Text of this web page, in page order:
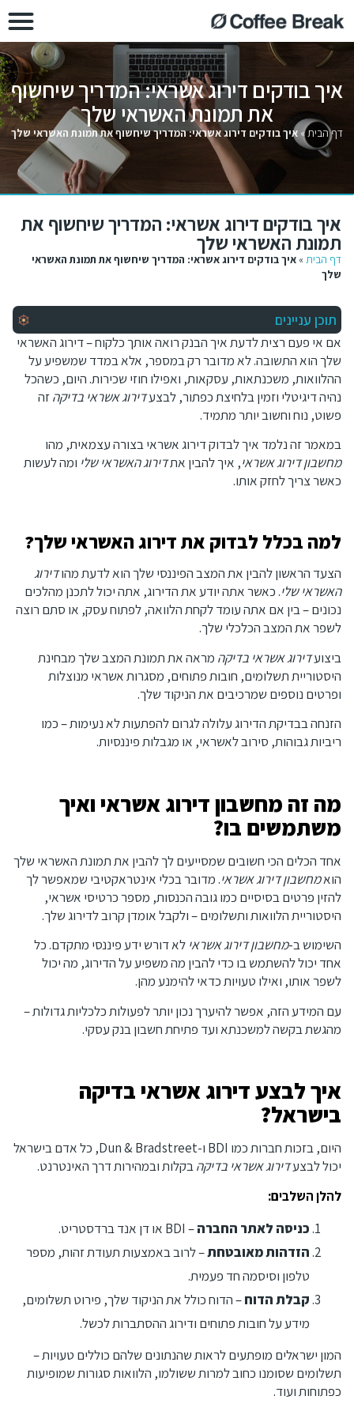
איך בודקים דירוג אשראי: המדריך שיחשוף
את תמונת האשראי שלך
דף הבית» איך בודקים דירוג אשראי: המדריך שיחשוף את תמונת האשראי שלך
איך בודקים דירוג אשראי: המדריך שיחשוף את
תמונת האשראי שלך
דף הבית » איך בודקים דירוג אשראי: המדריך שיחשוף את תמונת האשראי
שלך
תוכן עניינים
אם אי פעם רצית לדעת איך הבנק רואה אותך כלקוח – דירוג האשראי
שלך הוא התשובה. לא מדובר רק במספר, אלא במדד שמשפיע על
ההלוואות, משכנתאות, עסקאות, ואפילו חוזי שכירות. היום, כשהכל
נהיה דיגיטלי וזמין בלחיצת כפתור, לבצעדירוג אשראי בדיקהזה
פשוט, נוח וחשוב יותר מתמיד.
במאמר זה נלמד איך לבדוק דירוג אשראי בצורה עצמאית, מהו
מחשבון דירוג אשראי, איך להבין אתדירוג האשראי שלי ומה לעשות
כאשר צריך לחזק אותו.
למה בכלל לבדוק את דירוג האשראי שלך?
הצעד הראשון להבין את המצב הפיננסי שלך הוא לדעת מהודירוג
האשראי שלי. כאשר אתה יודע את הדירוג, אתה יכול לתכנן מהלכים
נכונים – בין אם אתה עומד לקחת הלוואה, לפתוח עסק, או סתם רוצה
לשפר את המצב הכלכלי שלך.
ביצועדירוג אשראי בדיקה מראה את תמונת המצב שלך מבחינת
היסטוריית תשלומים, חובות פתוחים, מסגרות אשראי מנוצלות
ופרטים נוספים שמרכיבים את הניקוד שלך.
הזנחה בבדיקת הדירוג עלולה לגרום להפתעות לא נעימות – כמו
ריביות גבוהות, סירוב לאשראי, או מגבלות פיננסיות.
מה זה מחשבון דירוג אשראי ואיך
משתמשים בו?
אחד הכלים הכי חשובים שמסייעים לך להבין את תמונת האשראי שלך
הואמחשבון דירוג אשראי. מדובר בכלי אינטראקטיבי שמאפשר לך
להזין פרטים בסיסיים כמו גובה הכנסות, מספר כרטיסי אשראי,
היסטוריית הלוואות ותשלומים – ולקבל אומדן קרוב לדירוג שלך.
השימוש ב-מחשבון דירוג אשראי לא דורש ידע פיננסי מתקדם. כל
אחד יכול להשתמש בו כדי להבין מה משפיע על הדירוג, מה יכול
לשפר אותו, ואילו טעויות כדאי להימנע מהן.
עם המידע הזה, אפשר להיערך נכון יותר לפעולות כלכליות גדולות –
מהגשת בקשה למשכנתא ועד פתיחת חשבון בנק עסקי.
איך לבצע דירוג אשראי בדיקה
בישראל?
היום, בזכות חברות כמו BDI ו-Dun & Bradstreet, כל אדם בישראל
יכול לבצעדירוג אשראי בדיקהבקלות ובמהירות דרך האינטרנט.
להלן השלבים:
כניסה לאתר החברה– BDI או דן אנד ברדסטריט.
הזדהות מאובטחת– לרוב באמצעות תעודת זהות, מספר
טלפון וסיסמה חד פעמית.
קבלת הדוח– הדוח כולל את הניקוד שלך, פירוט תשלומים,
מידע על חובות פתוחים ודירוג ההסתברות לכשל.
המון ישראלים מופתעים לראות שהנתונים שלהם כוללים טעויות –
תשלומים שסומנו כחוב למרות ששולמו, הלוואות סגורות שמופיעות
כפתוחות ועוד.